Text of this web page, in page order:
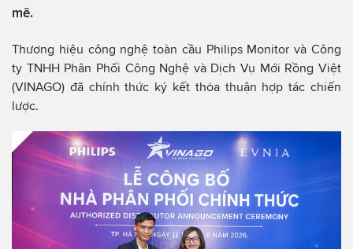
mẽ.
Thương hiệu công nghệ toàn cầu Philips Monitor và Công
ty TNHH Phân Phối Công Nghệ và Dịch Vụ Mới Rồng Việt
(VINAGO) đã chính thức ký kết thỏa thuận hợp tác chiến
lược.